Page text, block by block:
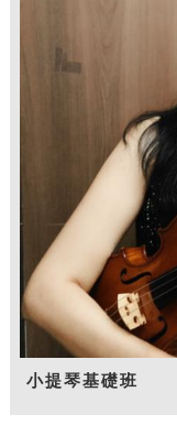
小提琴基礎班